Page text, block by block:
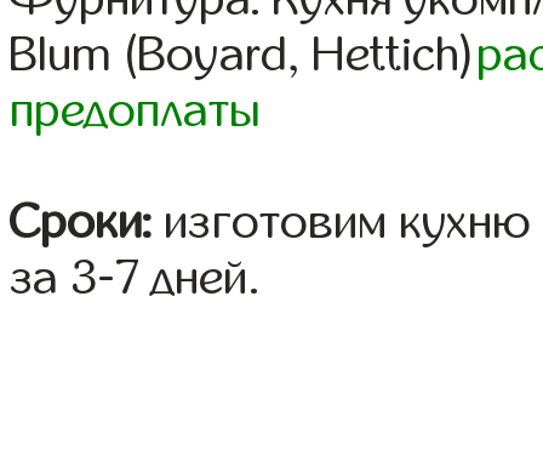
Blum (Boyard, Hettich)
предоплаты
Сроки: изготовим
за 3-7 дней.